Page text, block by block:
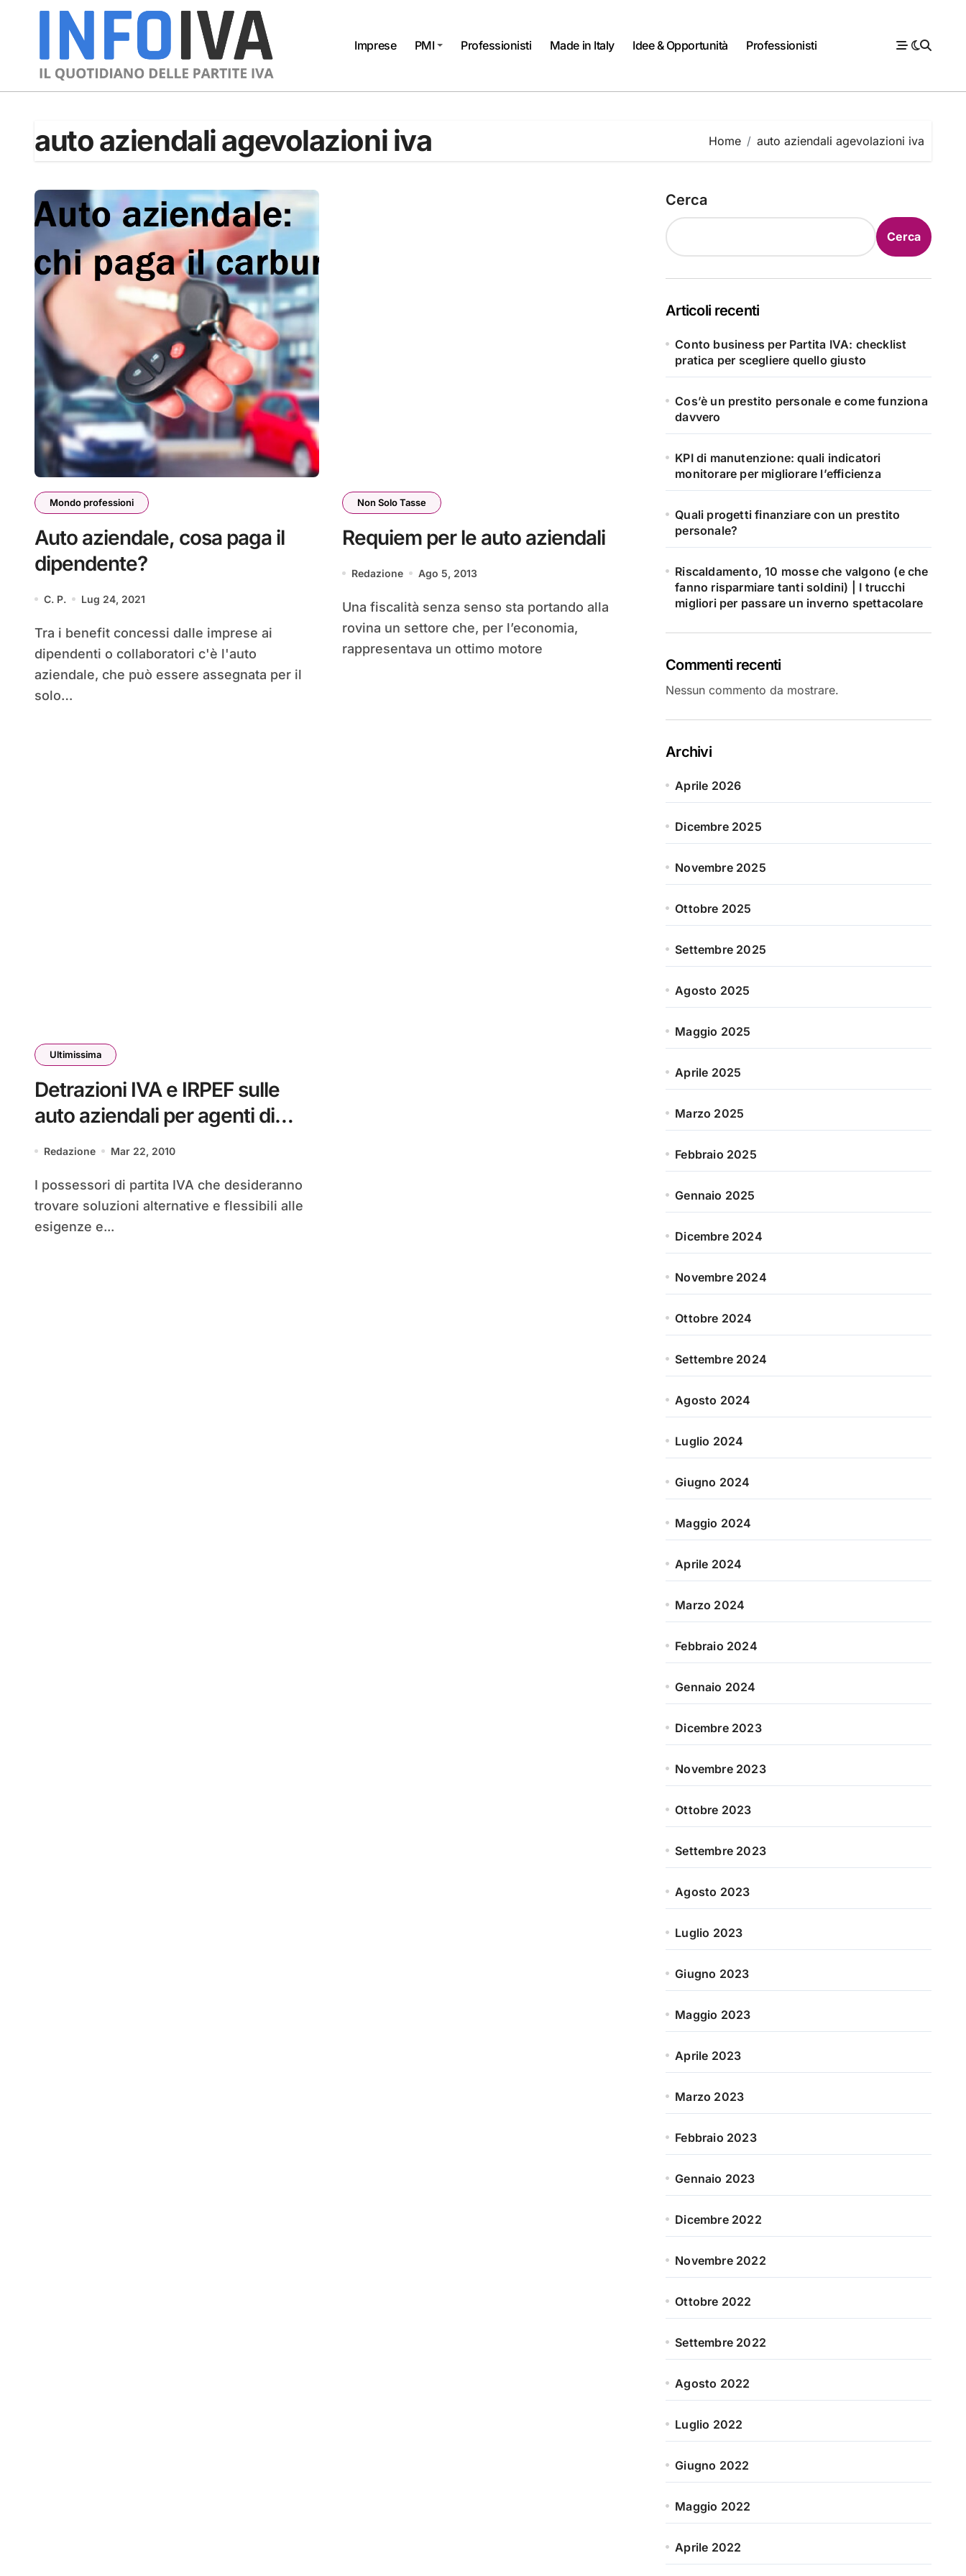
Imprese PMI Professionisti Made in Italy Idee & Opportunità Professionisti
auto aziendali agevolazioni iva Home auto aziendali agevolazioni iva
Mondo professioni
Auto aziendale, cosa paga il
dipendente?
C. P. Lug 24, 2021
Tra i benefit concessi dalle imprese ai
dipendenti o collaboratori c'è l'auto
aziendale, che può essere assegnata per il
solo…
Non Solo Tasse
Requiem per le auto aziendali
Redazione Ago 5, 2013
Una fiscalità senza senso sta portando alla
rovina un settore che, per l’economia,
rappresentava un ottimo motore
Ultimissima
Detrazioni IVA e IRPEF sulle
auto aziendali per agenti di
commercio, lavoratori autonomi
Redazione Mar 22, 2010
I possessori di partita IVA che desideranno
trovare soluzioni alternative e flessibili alle
esigenze e...
Cerca
Cerca
Articoli recenti
Conto business per Partita IVA: checklist
pratica per scegliere quello giusto
Cos’è un prestito personale e come funziona
davvero
KPI di manutenzione: quali indicatori
monitorare per migliorare l’efficienza
Quali progetti finanziare con un prestito
personale?
Riscaldamento, 10 mosse che valgono (e che
fanno risparmiare tanti soldini) | I trucchi
migliori per passare un inverno spettacolare
Commenti recenti
Nessun commento da mostrare.
Archivi
Aprile 2026
Dicembre 2025
Novembre 2025
Ottobre 2025
Settembre 2025
Agosto 2025
Maggio 2025
Aprile 2025
Marzo 2025
Febbraio 2025
Gennaio 2025
Dicembre 2024
Novembre 2024
Ottobre 2024
Settembre 2024
Agosto 2024
Luglio 2024
Giugno 2024
Maggio 2024
Aprile 2024
Marzo 2024
Febbraio 2024
Gennaio 2024
Dicembre 2023
Novembre 2023
Ottobre 2023
Settembre 2023
Agosto 2023
Luglio 2023
Giugno 2023
Maggio 2023
Aprile 2023
Marzo 2023
Febbraio 2023
Gennaio 2023
Dicembre 2022
Novembre 2022
Ottobre 2022
Settembre 2022
Agosto 2022
Luglio 2022
Giugno 2022
Maggio 2022
Aprile 2022